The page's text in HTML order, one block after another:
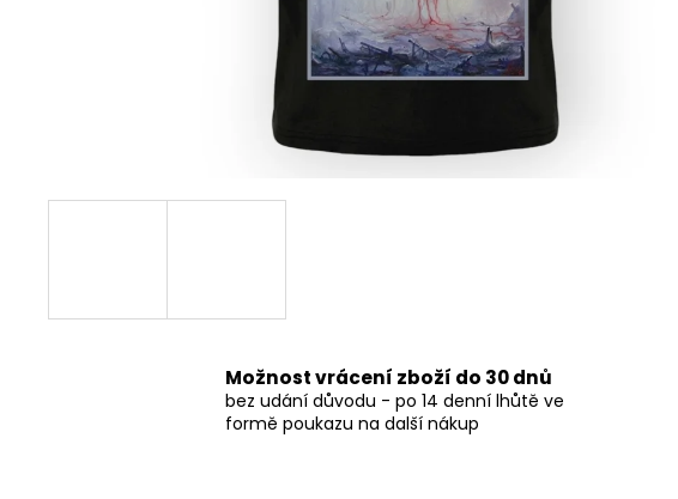
Možnost vrácení zboží do 30 dnů
bez udání důvodu - po 14 denní lhůtě ve
formě poukazu na další nákup
590 Kč